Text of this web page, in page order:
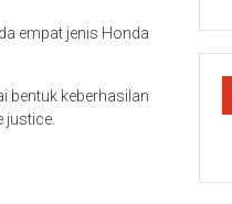
empat jenis Honda
bentuk keberhasilan
justice.